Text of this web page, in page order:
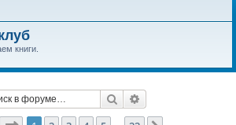
книги.
Поиск